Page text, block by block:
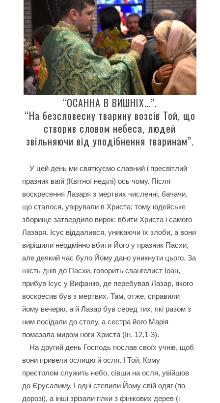
“ОСАННА В ВИШНІХ…”.
“На безсловесну тварину возсів Той, що
створив словом небеса, людей
звільняючи від уподібнення тваринам”.
У цей день ми святкуємо славний і пресвітлий
празник ваїй (Квітної неділі) ось чому. Після
воскресення Лазаря з мертвих численні, бачачи,
що сталося, увірували в Христа; тому юдейське
зборище затвердило вирок: вбити Христа і самого
Лазаря. Ісус віддалився, уникаючи їх злоби, а вони
вирішили неодмінно вбити Його у празник Пасхи,
але деякий час було Йому дано уникнути цього. За
шість днів до Пасхи, говорить євангелист Іоан,
прибув Ісус у Вифанію, де перебував Лазар, якого
воскресив був з мертвих. Там, отже, справили
йому вечерю, а й Лазар був серед тих, які разом з
ним посідали до столу, а сестра його Марія
помазала миром ноги Христа (Ін. 12,1-3).
На другий день Господь послав своїх учнів, щоб
вони привели ослицю й осля. І Той, Кому
престолом служить небо, сівши на осля, увійшов
до Єрусалиму. І одні стелили Йому свій одяг (по
дорозі), а інші зрізали гілки з фінікових дерев (і